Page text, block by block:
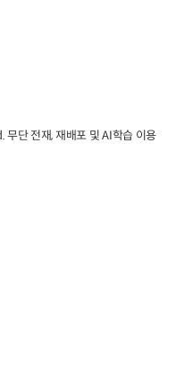
단 전재, 재배포 및 AI학습 이용